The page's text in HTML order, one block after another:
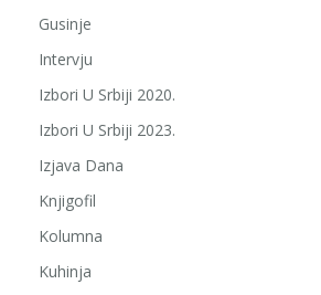
Gusinje
Intervju
Izbori U Srbiji 2020.
Izbori U Srbiji 2023.
Izjava Dana
Knjigofil
Kolumna
Kuhinja